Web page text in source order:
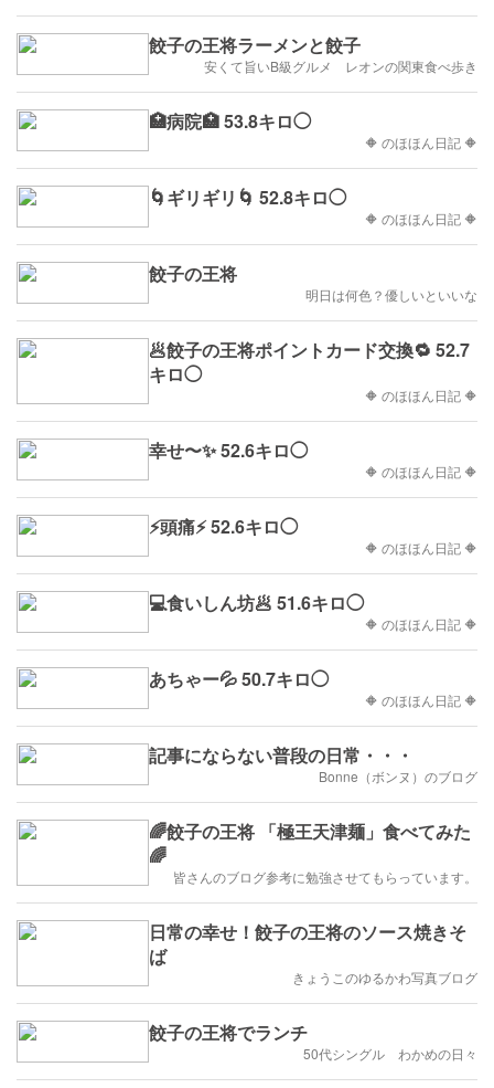
餃子の王将ラーメンと餃子
安くて旨いB級グルメ レオンの関東食べ歩き
🏥病院🏥 53.8キロ◯
🔶 のほほん日記 🔶
🌀ギリギリ🌀 52.8キロ◯
🔶 のほほん日記 🔶
餃子の王将
明日は何色？優しいといいな
🥟餃子の王将ポイントカード交換🔁 52.7
キロ◯
🔶 のほほん日記 🔶
幸せ〜✨ 52.6キロ◯
🔶 のほほん日記 🔶
⚡頭痛⚡ 52.6キロ◯
🔶 のほほん日記 🔶
💻食いしん坊🥟 51.6キロ◯
🔶 のほほん日記 🔶
あちゃー💦 50.7キロ◯
🔶 のほほん日記 🔶
記事にならない普段の日常・・・
Bonne（ボンヌ）のブログ
🌈餃子の王将 「極王天津麺」食べてみた
🌈
皆さんのブログ参考に勉強させてもらっています。
日常の幸せ！餃子の王将のソース焼きそ
ば
きょうこのゆるかわ写真ブログ
餃子の王将でランチ
50代シングル わかめの日々